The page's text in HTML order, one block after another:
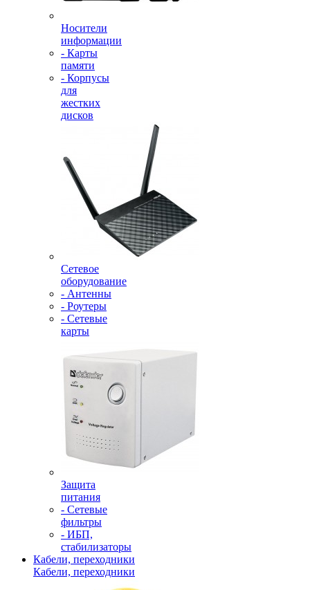
Носители
информации
- Карты
памяти
- Корпусы
для
жестких
дисков
Сетевое
оборудование
- Антенны
- Роутеры
- Сетевые
карты
Защита
питания
- Сетевые
фильтры
- ИБП,
стабилизаторы
Кабели, переходники
Кабели, переходники